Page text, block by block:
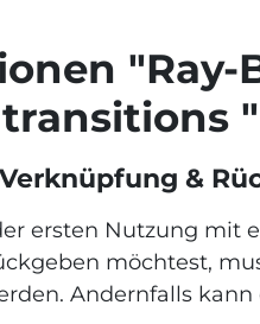
"Ray-
"
&
ersten Nutzung
möchtest,
Andernfalls